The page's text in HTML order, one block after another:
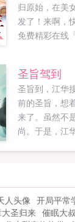
归原始，在美
发了！来啊，
免费精彩在线
圣旨驾到
圣旨到，江华
前的圣旨，想
来了。虽然不
尚。于是，江
人头像 开局平常
圣归来 催眠大